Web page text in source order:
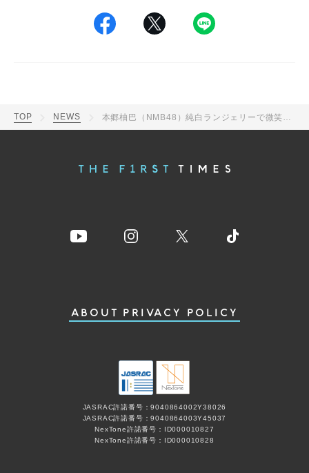
TOP NEWS
ABOUT PRIVACY POLICY
JASRAC許諾番号：9040864002Y38026
JASRAC許諾番号：9040864003Y45037
NexTone許諾番号：ID000010827
NexTone許諾番号：ID000010828